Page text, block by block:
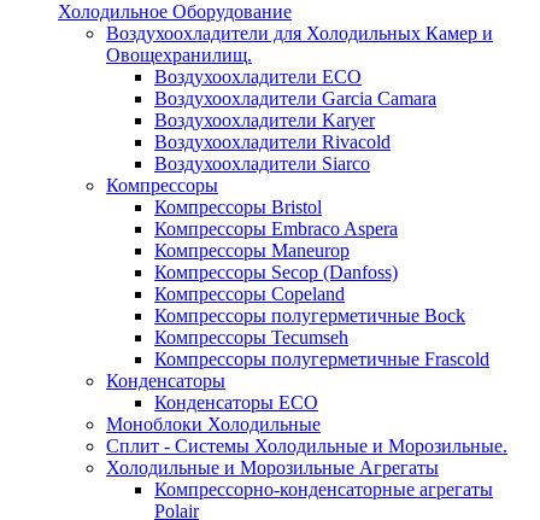
Холодильное Оборудование
Воздухоохладители для Холодильных Камер и
Овощехранилищ.
Воздухоохладители ECO
Воздухоохладители Garcia Camara
Воздухоохладители Karyer
Воздухоохладители Rivacold
Воздухоохладители Siarco
Компрессоры
Компрессоры Bristol
Компрессоры Embraco Aspera
Компрессоры Maneurop
Компрессоры Secop (Danfoss)
Компрессоры Copeland
Компрессоры полугерметичные Bock
Компрессоры Tecumseh
Компрессоры полугерметичные Frascold
Конденсаторы
Конденсаторы ECO
Моноблоки Холодильные
Сплит - Системы Холодильные и Морозильные.
Холодильные и Морозильные Агрегаты
Компрессорно-конденсаторные агрегаты
Polair